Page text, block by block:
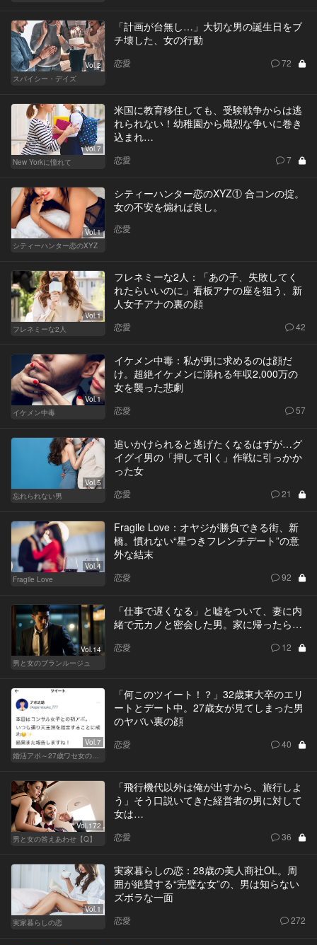
Vol.2
スパイシー・デイズ
「計画が台無し…」大切な男の誕生日をブ
チ壊した、女の行動
恋愛 72
Vol.7
New Yorkに憧れて
米国に教育移住しても、受験戦争からは逃
れられない！幼稚園から熾烈な争いに巻き
込まれ…
恋愛 7
Vol.1
シティーハンター恋のXYZ
シティーハンター恋のXYZ① 合コンの掟。
女の不安を煽れば良し。
恋愛
Vol.1
フレネミーな2人
フレネミーな2人：「あの子、失敗してく
れたらいいのに」看板アナの座を狙う、新
人女子アナの裏の顔
恋愛 42
Vol.1
イケメン中毒
イケメン中毒：私が男に求めるのは顔だ
け。超絶イケメンに溺れる年収2,000万の
女を襲った悲劇
恋愛 57
Vol.5
忘れられない男
追いかけられると逃げたくなるはずが…グ
イグイ男の「押して引く」作戦に引っかか
った女
恋愛 21
Vol.4
Fragile Love
Fragile Love：オヤジが勝負できる街、新
橋。慣れない“星つきフレンチデート”の意
外な結末
恋愛 92
Vol.14
男と女のブランルージュ
「仕事で遅くなる」と嘘をついて、妻に内
緒で元カノと密会した男。家に帰ったら…
恋愛 12
Vol.7
婚活アポ～27歳ワセ女の場合～
「何このツイート！？」32歳東大卒のエリ
ートとデート中。27歳女が見てしまった男
のヤバい裏の顔
恋愛 40
Vol.172
男と女の答えあわせ【Q】
「飛行機代以外は俺が出すから、旅行しよ
う」そう口説いてきた経営者の男に対して
女は…
恋愛 36
Vol.1
実家暮らしの恋
実家暮らしの恋：28歳の美人商社OL。周
囲が絶賛する“完璧な女”の、男は知らない
ズボラな一面
恋愛 272